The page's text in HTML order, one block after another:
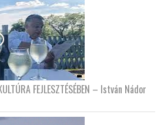
FEJLESZTÉSÉBEN – István Nádor